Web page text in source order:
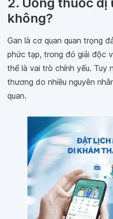
không?
Gan là cơ quan quan trọng
phức tạp, trong đó giải độc
thể là vai trò chính yếu. Tuy
thương do nhiều nguyên
quan.